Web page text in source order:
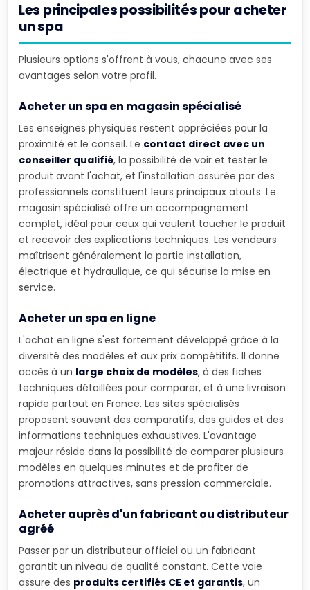
Les principales possibilités pour acheter
un spa
Plusieurs options s'offrent à vous, chacune avec ses
avantages selon votre profil.
Acheter un spa en magasin spécialisé
Les enseignes physiques restent appréciées pour la
proximité et le conseil. Le contact direct avec un
conseiller qualifié, la possibilité de voir et tester le
produit avant l'achat, et l'installation assurée par des
professionnels constituent leurs principaux atouts. Le
magasin spécialisé offre un accompagnement
complet, idéal pour ceux qui veulent toucher le produit
et recevoir des explications techniques. Les vendeurs
maîtrisent généralement la partie installation,
électrique et hydraulique, ce qui sécurise la mise en
service.
Acheter un spa en ligne
L'achat en ligne s'est fortement développé grâce à la
diversité des modèles et aux prix compétitifs. Il donne
accès à un large choix de modèles, à des fiches
techniques détaillées pour comparer, et à une livraison
rapide partout en France. Les sites spécialisés
proposent souvent des comparatifs, des guides et des
informations techniques exhaustives. L'avantage
majeur réside dans la possibilité de comparer plusieurs
modèles en quelques minutes et de profiter de
promotions attractives, sans pression commerciale.
Acheter auprès d'un fabricant ou distributeur
agréé
Passer par un distributeur officiel ou un fabricant
garantit un niveau de qualité constant. Cette voie
assure des produits certifiés CE et garantis, un